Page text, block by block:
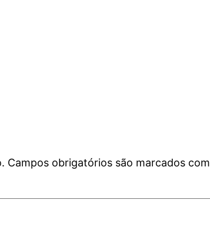
Campos obrigatórios são marcados com